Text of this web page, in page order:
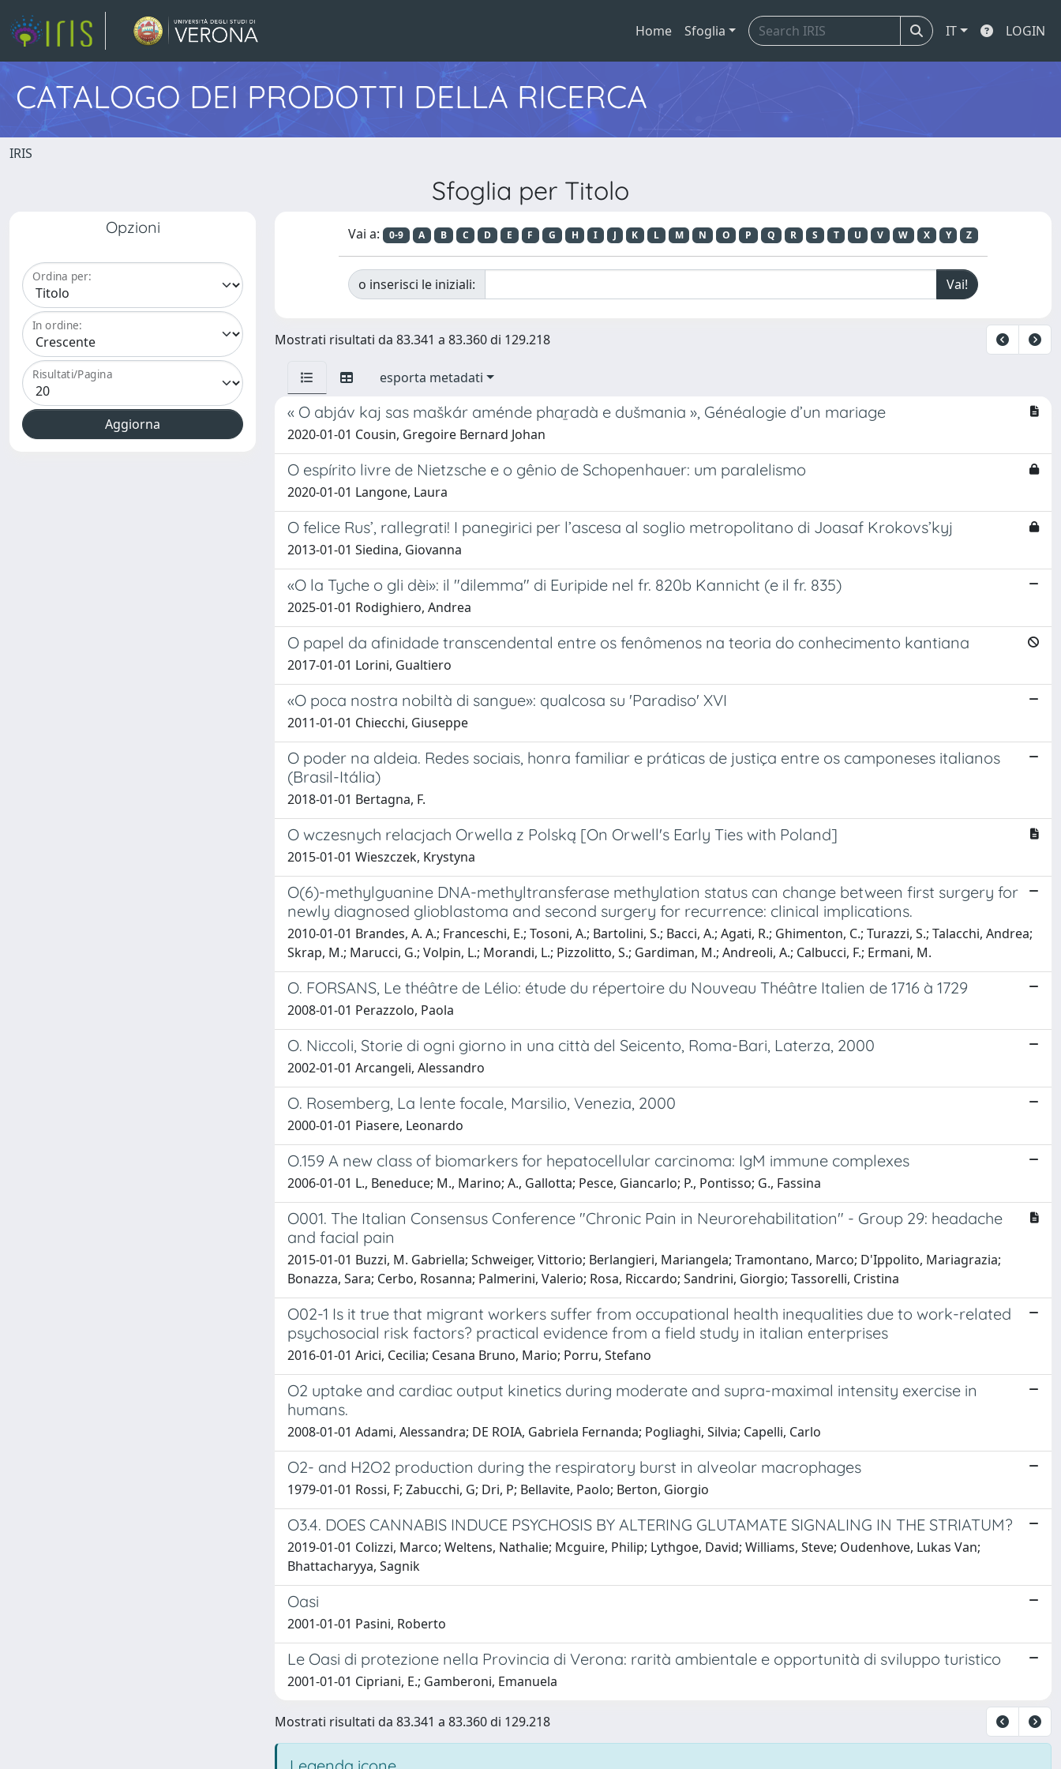
Home Sfoglia IT LOGIN
CATALOGO DEI PRODOTTI DELLA RICERCA
IRIS
Sfoglia per Titolo
Opzioni
Ordina per:
In ordine:
Risultati/Pagina
Vai a: 0-9 A B C D E F G H I J K L M N O P Q R S T U V W X Y Z
o inserisci le iniziali:
Mostrati risultati da 83.341 a 83.360 di 129.218
esporta metadati
« O abjáv kaj sas maškár aménde phaṟadà e dušmania », Généalogie d’un mariage
2020-01-01 Cousin, Gregoire Bernard Johan
O espírito livre de Nietzsche e o gênio de Schopenhauer: um paralelismo
2020-01-01 Langone, Laura
O felice Rus’, rallegrati! I panegirici per l’ascesa al soglio metropolitano di Joasaf Krokovs’kyj
2013-01-01 Siedina, Giovanna
«O la Tyche o gli dèi»: il "dilemma" di Euripide nel fr. 820b Kannicht (e il fr. 835)
2025-01-01 Rodighiero, Andrea
O papel da afinidade transcendental entre os fenômenos na teoria do conhecimento kantiana
2017-01-01 Lorini, Gualtiero
«O poca nostra nobiltà di sangue»: qualcosa su 'Paradiso' XVI
2011-01-01 Chiecchi, Giuseppe
O poder na aldeia. Redes sociais, honra familiar e práticas de justiça entre os camponeses italianos
(Brasil-Itália)
2018-01-01 Bertagna, F.
O wczesnych relacjach Orwella z Polską [On Orwell's Early Ties with Poland]
2015-01-01 Wieszczek, Krystyna
O(6)-methylguanine DNA-methyltransferase methylation status can change between first surgery for
newly diagnosed glioblastoma and second surgery for recurrence: clinical implications.
2010-01-01 Brandes, A. A.; Franceschi, E.; Tosoni, A.; Bartolini, S.; Bacci, A.; Agati, R.; Ghimenton, C.; Turazzi, S.; Talacchi, Andrea;
Skrap, M.; Marucci, G.; Volpin, L.; Morandi, L.; Pizzolitto, S.; Gardiman, M.; Andreoli, A.; Calbucci, F.; Ermani, M.
O. FORSANS, Le théâtre de Lélio: étude du répertoire du Nouveau Théâtre Italien de 1716 à 1729
2008-01-01 Perazzolo, Paola
O. Niccoli, Storie di ogni giorno in una città del Seicento, Roma-Bari, Laterza, 2000
2002-01-01 Arcangeli, Alessandro
O. Rosemberg, La lente focale, Marsilio, Venezia, 2000
2000-01-01 Piasere, Leonardo
O.159 A new class of biomarkers for hepatocellular carcinoma: IgM immune complexes
2006-01-01 L., Beneduce; M., Marino; A., Gallotta; Pesce, Giancarlo; P., Pontisso; G., Fassina
O001. The Italian Consensus Conference "Chronic Pain in Neurorehabilitation" - Group 29: headache
and facial pain
2015-01-01 Buzzi, M. Gabriella; Schweiger, Vittorio; Berlangieri, Mariangela; Tramontano, Marco; D'Ippolito, Mariagrazia;
Bonazza, Sara; Cerbo, Rosanna; Palmerini, Valerio; Rosa, Riccardo; Sandrini, Giorgio; Tassorelli, Cristina
O02-1 Is it true that migrant workers suffer from occupational health inequalities due to work-related
psychosocial risk factors? practical evidence from a field study in italian enterprises
2016-01-01 Arici, Cecilia; Cesana Bruno, Mario; Porru, Stefano
O2 uptake and cardiac output kinetics during moderate and supra-maximal intensity exercise in
humans.
2008-01-01 Adami, Alessandra; DE ROIA, Gabriela Fernanda; Pogliaghi, Silvia; Capelli, Carlo
O2- and H2O2 production during the respiratory burst in alveolar macrophages
1979-01-01 Rossi, F; Zabucchi, G; Dri, P; Bellavite, Paolo; Berton, Giorgio
O3.4. DOES CANNABIS INDUCE PSYCHOSIS BY ALTERING GLUTAMATE SIGNALING IN THE STRIATUM?
2019-01-01 Colizzi, Marco; Weltens, Nathalie; Mcguire, Philip; Lythgoe, David; Williams, Steve; Oudenhove, Lukas Van;
Bhattacharyya, Sagnik
Oasi
2001-01-01 Pasini, Roberto
Le Oasi di protezione nella Provincia di Verona: rarità ambientale e opportunità di sviluppo turistico
2001-01-01 Cipriani, E.; Gamberoni, Emanuela
Mostrati risultati da 83.341 a 83.360 di 129.218